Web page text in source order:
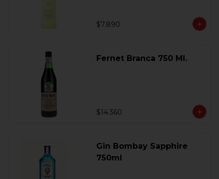
$7.890
Fernet Branca 750 Ml.
$14.360
Gin Bombay Sapphire
750ml